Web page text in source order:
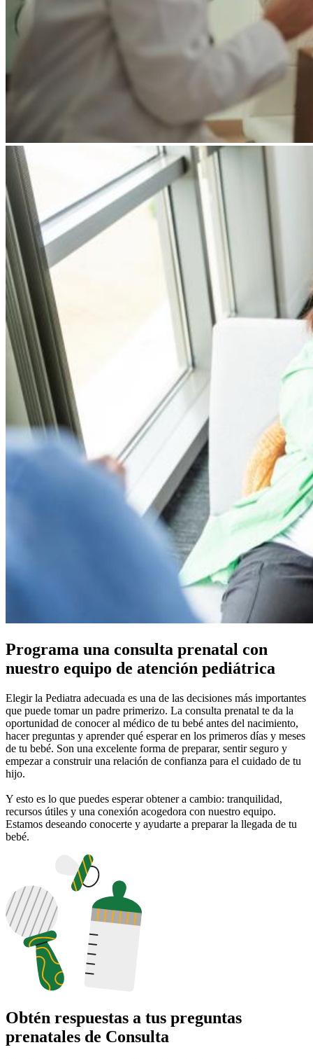
Programa una consulta prenatal con
nuestro equipo de atención pediátrica
Elegir la Pediatra adecuada es una de las decisiones más importantes
que puede tomar un padre primerizo. La consulta prenatal te da la
oportunidad de conocer al médico de tu bebé antes del nacimiento,
hacer preguntas y aprender qué esperar en los primeros días y meses
de tu bebé. Son una excelente forma de preparar, sentir seguro y
empezar a construir una relación de confianza para el cuidado de tu
hijo.
Y esto es lo que puedes esperar obtener a cambio: tranquilidad,
recursos útiles y una conexión acogedora con nuestro equipo.
Estamos deseando conocerte y ayudarte a preparar la llegada de tu
bebé.
Obtén respuestas a tus preguntas
prenatales de Consulta